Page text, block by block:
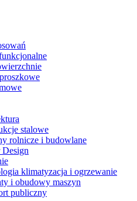
stalowe
rolnicze i budowlane
klimatyzacja i ogrzewanie
i obudowy maszyn
publiczny